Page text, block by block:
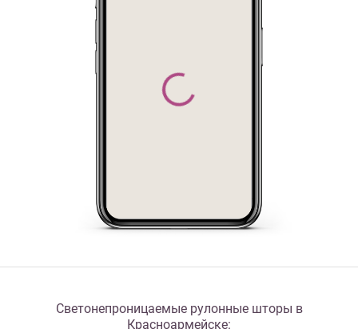
Светонепроницаемые рулонные шторы в
Красноармейске: